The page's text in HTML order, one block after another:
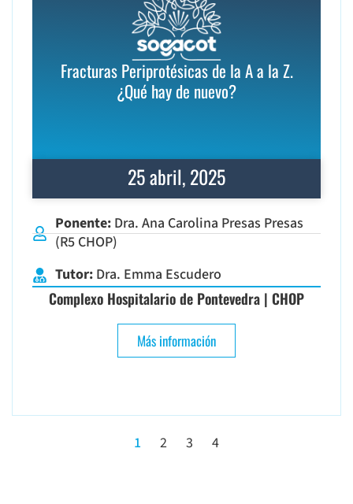
Fracturas Periprotésicas de la A a la Z.
¿Qué hay de nuevo?
25 abril, 2025
Ponente: Dra. Ana Carolina Presas Presas
(R5 CHOP)
Tutor: Dra. Emma Escudero
Complexo Hospitalario de Pontevedra | CHOP
Más información
1 2 3 4